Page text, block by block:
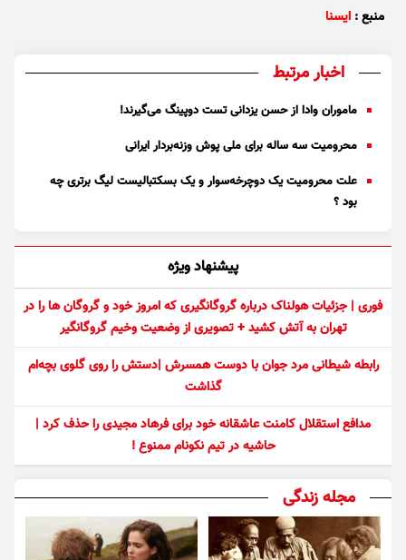
منبع : ایسنا
اخبار مرتبط
ماموران وادا از حسن یزدانی تست دوپینگ می‌گیرند!
محرومیت سه ساله برای ملی پوش وزنه‌بردار ایرانی
علت محرومیت یک دوچرخه‌سوار و یک بسکتبالیست لیگ برتری چه
بود ؟
پیشنهاد ویژه
فوری | جزئیات هولناک درباره گروگانگیری که امروز خود و گروگان ها را در
تهران به آتش کشید + تصویری از وضعیت وخیم گروگانگیر
رابطه شیطانی مرد جوان با دوست همسرش |دستش را روی گلوی بچه‌ام
گذاشت
مدافع استقلال کامنت عاشقانه خود برای فرهاد مجیدی را حذف کرد |
حاشیه در تیم نکونام ممنوع !
مجله زندگی